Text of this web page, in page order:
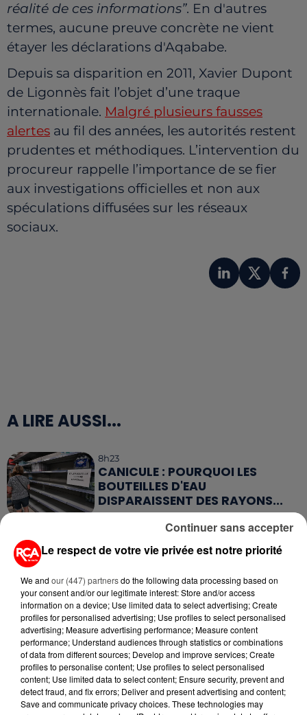
réalité de ces informations”. En d'autres
termes, aucune preuve concrète ne vient
étayer les déclarations d'Aqababe.
Depuis sa disparition en 2011, Xavier Dupont
de Ligonnès fait l’objet d’une traque
internationale. Malgré plusieurs fausses
alertes au fil des années, les autorités restent
prudentes et méthodiques. L’intervention du
procureur rappelle l’importance de se fier
aux investigations officielles et non aux
spéculations diffusées sur les réseaux
sociaux.
A LIRE AUSSI...
8h23
CANICULE : POURQUOI LES
BOUTEILLES D'EAU
DISPARAISSENT DES RAYONS...
MANGER SAINEMENT COÛTE 25 %
PLUS CHER QU'IL Y A CINQ ANS,
ALERTE L’ONU
5 août 2026
QUELLES SONT LES MARQUES QUI
OFFRENT LE MEILLEUR RAPPORT...
5 août 2026
MOUCHES : LES 5 RÉFLEXES À
ADOPTER POUR ÉVITER
Le respect de votre vie privée est notre priorité
We and our (447) partnersdo the following data processing based on
your consent and/or our legitimate interest: Store and/or access
information on a device; Use limited data to select advertising; Create
profiles for personalised advertising; Use profiles to select personalised
advertising; Measure advertising performance; Measure content
performance; Understand audiences through statistics or combinations
of data from different sources; Develop and improve services; Create
profiles to personalise content; Use profiles to select personalised
content; Use limited data to select content; Ensure security, prevent and
detect fraud, and fix errors; Deliver and present advertising and content;
Save and communicate privacy choices. These technologies may
Continuer sans accepter